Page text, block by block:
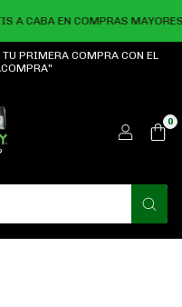
A CABA EN COMPRAS MAYORES
TU PRIMERA COMPRA CON EL
0